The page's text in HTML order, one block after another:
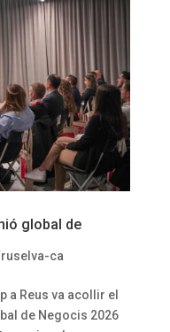
global de
ca
a Reus va acollir el
de Negocis 2026